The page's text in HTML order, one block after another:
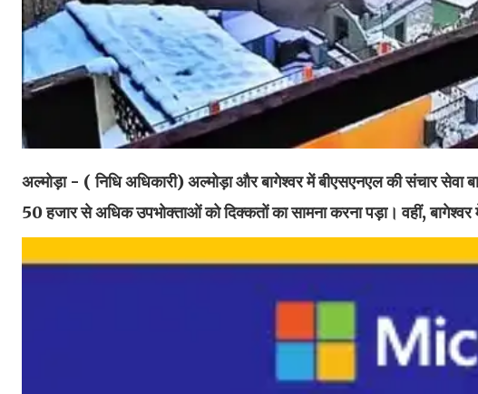
अल्मोड़ा - ( निधि अधिकारी)अल्मोड़ा और बागेश्वर में बीएसएनएल की संचार सेवा
50 हजार से अधिक उपभोक्ताओं को दिक्कतों का सामना करना पड़ा। वहीं,